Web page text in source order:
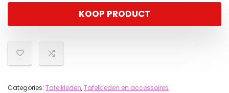
KOOP PRODUCT
Categories: Tafelkleden,Tafelkleden en accessoires